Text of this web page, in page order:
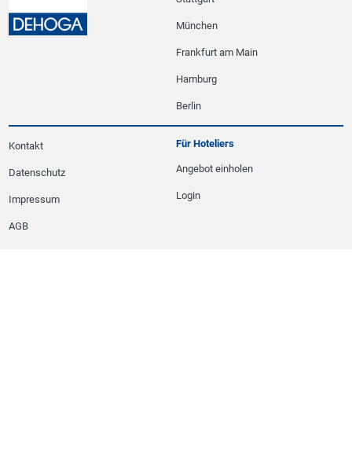
München
Frankfurt am Main
Hamburg
Berlin
Kontakt
Datenschutz
Impressum
AGB
Für Hoteliers
Angebot einholen
Login